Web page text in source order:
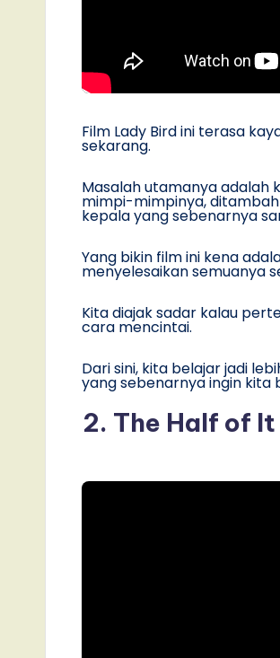
Film Lady Bird ini terasa
sekarang.
Masalah utamanya adalah
mimpi-mimpinya,
kepala yang sebenarnya
Yang bikin film ini kena
menyelesaikan semuanya
Kita diajak sadar kalau
cara mencintai.
Dari sini, kita belajar jadi
yang sebenarnya ingin kita
2. The Half of It